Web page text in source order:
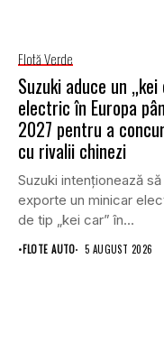
Flotă Verde
Suzuki aduce un „kei
electric în Europa
2027 pentru a
cu rivalii chinezi
Suzuki intenționează să
exporte un minicar
de tip „kei car” în...
•FLOTE AUTO 5 AUGUST 2026